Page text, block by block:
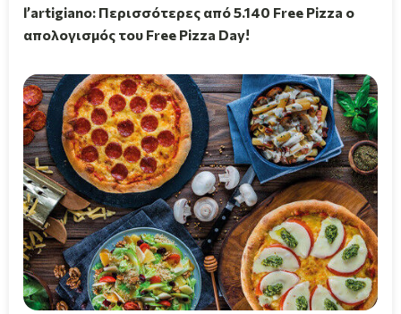
l’artigiano: Περισσότερες από 5.140 Free Pizza ο
απολογισμός του Free Pizza Day!